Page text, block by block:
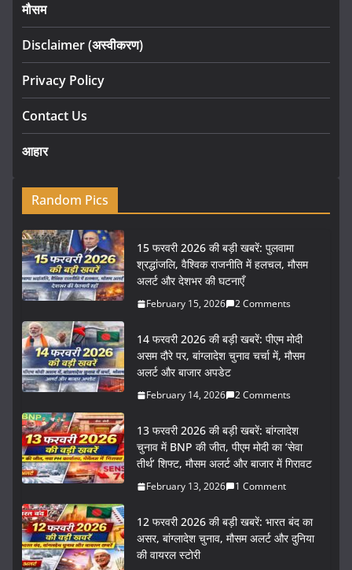
मौसम
Disclaimer (अस्वीकरण)
Privacy Policy
Contact Us
आहार
Random Pics
15 फरवरी 2026 की बड़ी खबरें: पुलवामा
श्रद्धांजलि, वैश्विक राजनीति में हलचल, मौसम
अलर्ट और देशभर की घटनाएँ
February 15, 2026 2 Comments
14 फरवरी 2026 की बड़ी खबरें: पीएम मोदी
असम दौरे पर, बांग्लादेश चुनाव चर्चा में, मौसम
अलर्ट और बाजार अपडेट
February 14, 2026 2 Comments
13 फरवरी 2026 की बड़ी खबरें: बांग्लादेश
चुनाव में BNP की जीत, पीएम मोदी का ‘सेवा
तीर्थ’ शिफ्ट, मौसम अलर्ट और बाजार में गिरावट
February 13, 2026 1 Comment
12 फरवरी 2026 की बड़ी खबरें: भारत बंद का
असर, बांग्लादेश चुनाव, मौसम अलर्ट और दुनिया
की वायरल स्टोरी